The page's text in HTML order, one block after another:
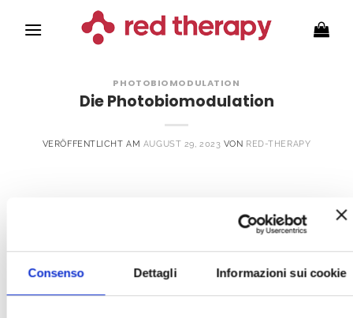
Consenso Dettagli Informazioni sui cookie
Inhalt
PHOTOBIOMODULATION
Die Photobiomodulation
VERÖFFENTLICHT AM AUGUST 29, 2023 VON RED-THERAPY
Veröffentlicht am fotobiomodulazione